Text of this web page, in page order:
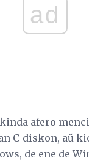
ad
afero
C-diskon, aŭ
de ene de